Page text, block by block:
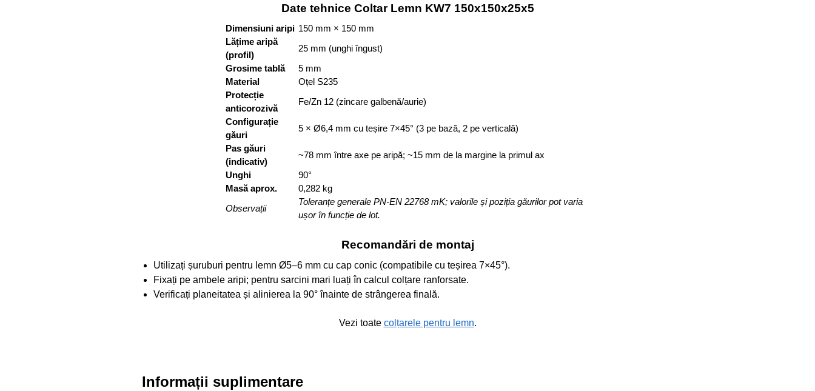
Date tehnice Coltar Lemn KW7 150x150x25x5
Dimensiuni aripi 150 mm × 150 mm
Lățime aripă
(profil)
25 mm (unghi îngust)
Grosime tablă
5 mm
Material
Oțel S235
Protecție
anticorozivă
Fe/Zn 12 (zincare galbenă/aurie)
Configurație
găuri
5 × Ø6,4 mm cu teșire 7×45° (3 pe bază, 2 pe verticală)
Pas găuri
(indicativ)
~78 mm între axe pe aripă; ~15 mm de la margine la primul ax
Unghi
90°
Masă aprox.
0,282 kg
Observații
Toleranțe generale PN-EN 22768 mK; valorile și poziția găurilor pot varia
ușor în funcție de lot.
Recomandări de montaj
Utilizați șuruburi pentru lemn Ø5–6 mm cu cap conic (compatibile cu teșirea 7×45°).
Fixați pe ambele aripi; pentru sarcini mari luați în calcul colțare ranforsate.
Verificați planeitatea și alinierea la 90° înainte de strângerea finală.
Vezi toate colțarele pentru lemn.
Informații suplimentare